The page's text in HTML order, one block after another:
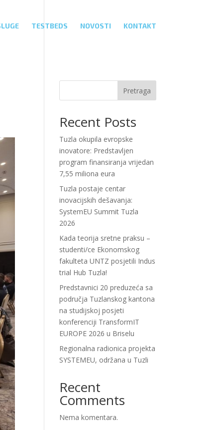
TESTBEDS NOVOSTI KONTAKT
Pretraga
Recent Posts
Tuzla okupila evropske
inovatore: Predstavljen
program finansiranja vrijedan
7,55 miliona eura
Tuzla postaje centar
inovacijskih dešavanja:
SystemEU Summit Tuzla
2026
Kada teorija sretne praksu –
studenti/ce Ekonomskog
fakulteta UNTZ posjetili Indus
trial Hub Tuzla!
Predstavnici 20 preduzeća sa
područja Tuzlanskog kantona
na studijskoj posjeti
konferenciji TransformIT
EUROPE 2026 u Briselu
Regionalna radionica projekta
SYSTEMEU, održana u Tuzli
Recent
Comments
Nema komentara.